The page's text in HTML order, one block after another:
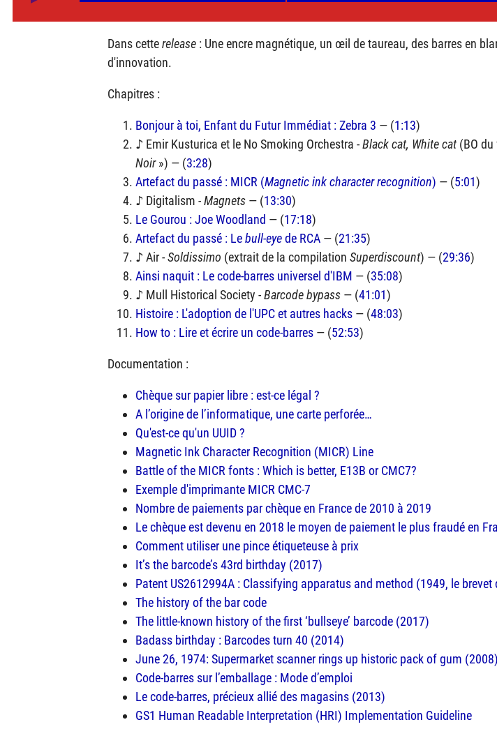
Dans cetterelease : Une encre magnétique, un œil de taureau, des barres en
d'innovation.
Chapitres :
Bonjour à toi, Enfant du Futur Immédiat : Zebra 3 — (1:13)
♪ Emir Kusturica et le No Smoking Orchestra -Black cat, White cat(BO du
Noir») — (3:28)
Artefact du passé : MICR (Magnetic ink character recognition) — (5:01)
♪ Digitalism -Magnets — (13:30)
Le Gourou : Joe Woodland — (17:18)
Artefact du passé : Lebull-eyede RCA — (21:35)
♪ Air -Soldissimo (extrait de la compilationSuperdiscount) — (29:36)
Ainsi naquit : Le code-barres universel d'IBM — (35:08)
♪ Mull Historical Society -Barcode bypass — (41:01)
Histoire : L'adoption de l'UPCet autres hacks — (48:03)
How to : Lire et écrire un code-barres — (52:53)
Documentation :
Chèque sur papier libre : est-ce légal ?
A l’origine de l’informatique, une carte perforée…
Qu'est-ce qu'un UUID ?
Magnetic Ink Character Recognition (MICR) Line
Battle of the MICR fonts : Which is better, E13B or CMC7?
Exemple d'imprimante MICR CMC-7
Nombre de paiements par chèque en France de 2010 à 2019
Le chèque est devenu en 2018 le moyen de paiement le plus fraudé en
Comment utiliser une pince étiqueteuse à prix
It’s the barcode’s 43rd birthday (2017)
Patent US2612994A : Classifying apparatus and method (1949, le brevet
The history of the bar code
The little-known history of the first ‘bullseye’ barcode (2017)
Badass birthday : Barcodes turn 40 (2014)
June 26, 1974: Supermarket scanner rings up historic pack of gum (2008)
Code-barres sur l’emballage : Mode d’emploi
Le code-barres, précieux allié des magasins (2013)
GS1 Human Readable Interpretation (HRI) Implementation Guideline